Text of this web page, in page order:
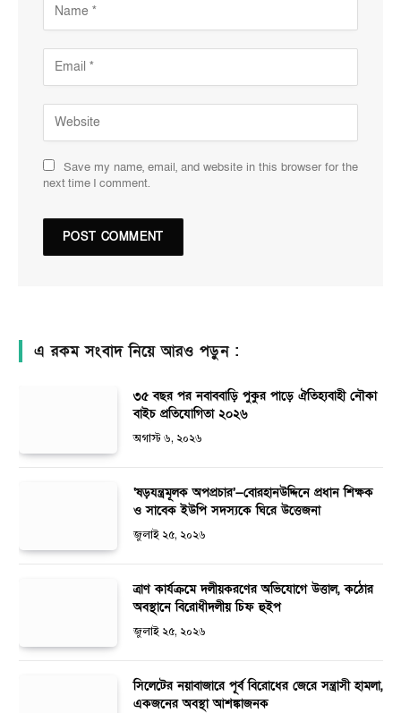
Save my name, email, and website in this browser for the
next time I comment.
এ রকম সংবাদ নিয়ে আরও পড়ুন :
৩৫ বছর পর নবাববাড়ি পুকুর পাড়ে ঐতিহ্যবাহী নৌকা
বাইচ প্রতিযোগিতা ২০২৬
অগাস্ট ৬, ২০২৬
‘ষড়যন্ত্রমূলক অপপ্রচার’—বোরহানউদ্দিনে প্রধান শিক্ষক
ও সাবেক ইউপি সদস্যকে ঘিরে উত্তেজনা
জুলাই ২৫, ২০২৬
ত্রাণ কার্যক্রমে দলীয়করণের অভিযোগে উত্তাল, কঠোর
অবস্থানে বিরোধীদলীয় চিফ হুইপ
জুলাই ২৫, ২০২৬
সিলেটের নয়াবাজারে পূর্ব বিরোধের জেরে সন্ত্রাসী হামলা,
একজনের অবস্থা আশঙ্কাজনক